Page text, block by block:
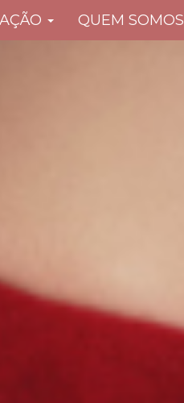
QUEM SOMOS